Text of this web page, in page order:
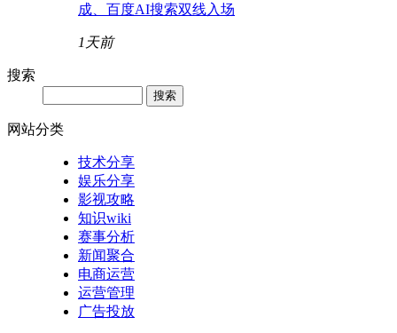
成、百度AI搜索双线入场
1天前
搜索
网站分类
技术分享
娱乐分享
影视攻略
知识wiki
赛事分析
新闻聚合
电商运营
运营管理
广告投放